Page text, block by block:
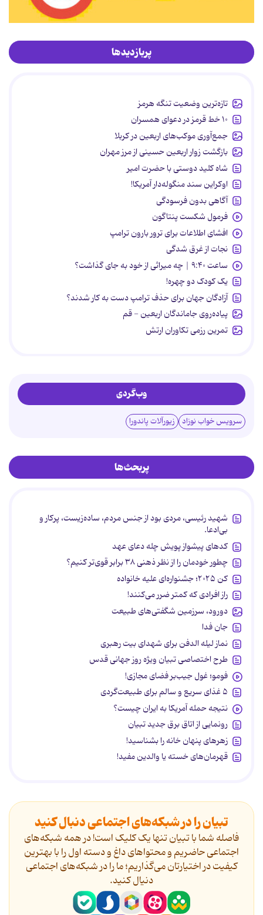
پربازدیدها
تازه‌ترین وضعیت تنگه هرمز
۱۰ خط قرمز در دعوای همسران
جمع‌آوری موکب‌های اربعین در کربلا
بازگشت زوار اربعین حسینی از مرز مهران
شاه کلید دوستی با حضرت امیر
اوکراین سند منگوله‌دار آمریکا!
آگاهی بدون فرسودگی
فرمول شکست پنتاگون
افشای اطلاعات برای ترور بارون ترامپ
نجات از غرق شدگی
ساعت ۹:۴۰ | چه میراثی از خود به جای گذاشت؟
یک کودک دو چهره!
آزادگان جهان برای حذف ترامپ دست به کار شدند؟
پیاده‌روی جاماندگان اربعین - قم
تمرین رزمی تکاوران ارتش
وب‌گردی
سرویس خواب نوزاد زیورآلات پاندورا
پربحث‌ها
شهید رئیسی، مردی بود از جنس مردم، ساده‌زیست، پرکار و
بی‌ادعا.
کدهای پیشواز پویش چله دعای عهد
چطور خودمان را از نظر ذهنی ۳۸ برابر قوی‌تر کنیم؟
کن ۲۰۲۵؛ جشنواره‌ای علیه خانواده
راز افرادی که کمتر ضرر می‌کنند!
دورود، سرزمین شگفتی‌های طبیعت
جان فدا
نماز لیله الدفن برای شهدای بیت رهبری
طرح اختصاصی تبیان ویژه روز جهانی قدس
فومو؛ غول جیب‌بر فضای مجازی!
۵ غذای سریع و سالم برای طبیعت‌گردی
نتیجه حمله آمریکا به ایران چیست؟
رونمایی از اتاق برق جدید تبیان
زهرهای پنهان خانه را بشناسید!
قهرمان‌های خسته یا والدین مفید!
تبیان را در شبکه‌های اجتماعی دنبال کنید
فاصله شما با تبیان تنها یک کلیک است! در همه شبکه‌های
اجتماعی حاضریم و محتواهای داغ و دسته اول را با بهترین
کیفیت در اختیارتان می‌گذاریم؛ ما را در شبکه‌های اجتماعی
دنیال کنید.